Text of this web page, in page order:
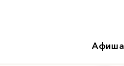
Афиша